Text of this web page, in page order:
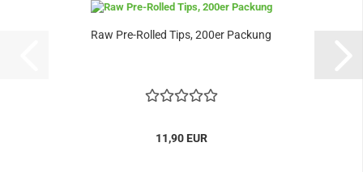
Raw Pre-Rolled Tips, 200er Packung
11,90 EUR